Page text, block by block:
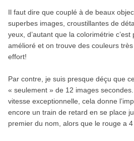
Il faut dire que couplé à de beaux
superbes images, croustillantes de
yeux, d’autant que la colorimétrie
amélioré et on trouve des couleurs
effort!
Par contre, je suis presque déçu que
« seulement » de 12 images
vitesse exceptionnelle, cela donne
encore un train de retard en se place
premier du nom, alors que le rouge a 4